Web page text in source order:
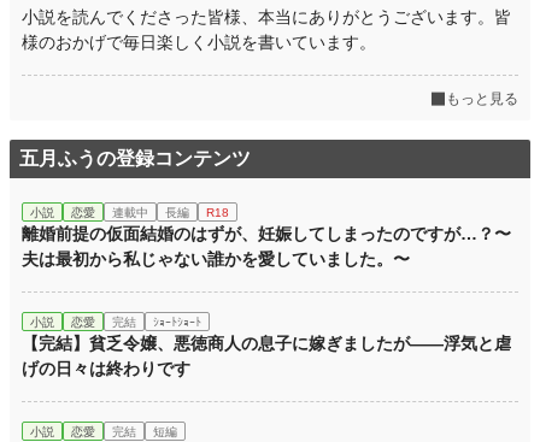
ねぇなぜ私は
こんな運命なのですか？
小説 26,723 位 / 228,955 件
恋愛 11,535 位 / 66,405 件
お気に入り 14
24h.ポイント 21 pt
文字数 3,680
更新日時 2022.11.17 20:02
小説を読んでくださった皆様、本当にありがとうございます。皆
様のおかげで毎日楽しく小説を書いています。
もっと見る
五月ふうの登録コンテンツ
小説 恋愛 連載中 長編 R18
離婚前提の仮面結婚のはずが、妊娠してしまったのですが…？〜
夫は最初から私じゃない誰かを愛していました。〜
小説 恋愛 完結 ｼｮｰﾄｼｮｰﾄ
【完結】貧乏令嬢、悪徳商人の息子に嫁ぎましたが――浮気と虐
げの日々は終わりです
小説 恋愛 完結 短編